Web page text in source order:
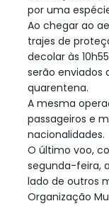
por uma
Ao chegar ao
trajes de
decolar às
serão enviados
quarentena.
A mesma
passageiros e
nacionalidades.
O último voo,
segunda-feira,
lado de outros
Organização